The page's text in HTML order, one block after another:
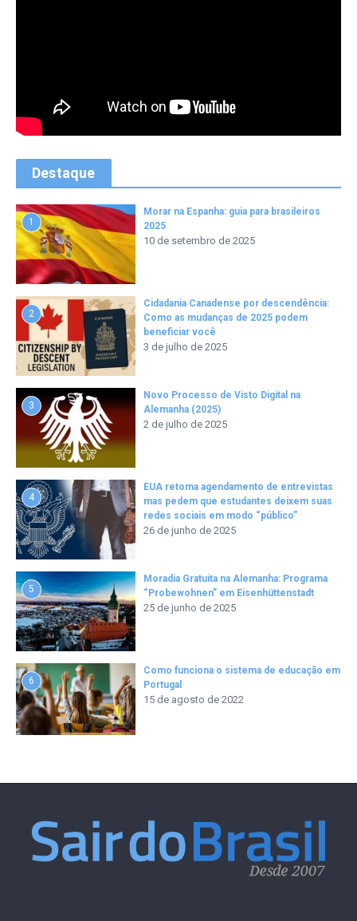
Destaque
1
Morar na Espanha: guia para brasileiros
2025
10 de setembro de 2025
2
Cidadania Canadense por descendência:
Como as mudanças de 2025 podem
beneficiar você
3 de julho de 2025
3
Novo Processo de Visto Digital na
Alemanha (2025)
2 de julho de 2025
4
EUA retoma agendamento de entrevistas
mas pedem que estudantes deixem suas
redes sociais em modo “público”
26 de junho de 2025
5
Moradia Gratuita na Alemanha: Programa
“Probewohnen” em Eisenhüttenstadt
25 de junho de 2025
6
Como funciona o sistema de educação em
Portugal
15 de agosto de 2022